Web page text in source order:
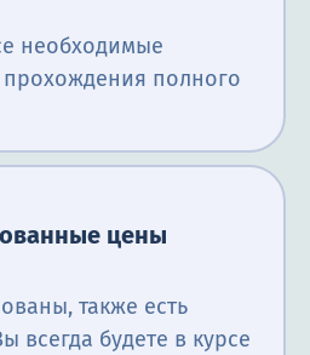
необходимые
полного
цены
также есть
всегда будете в курсе